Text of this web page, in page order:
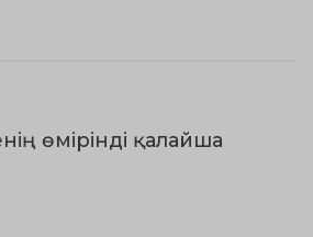
өмірінді қалайша